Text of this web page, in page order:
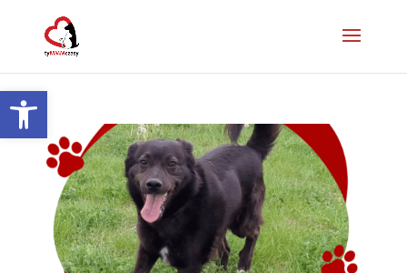
Otwórz pasek narzędzi